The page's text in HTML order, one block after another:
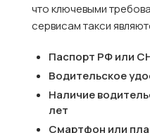
что ключевыми
сервисам такси
Паспорт РФ или
Водительское
Наличие
лет
Смартфон или